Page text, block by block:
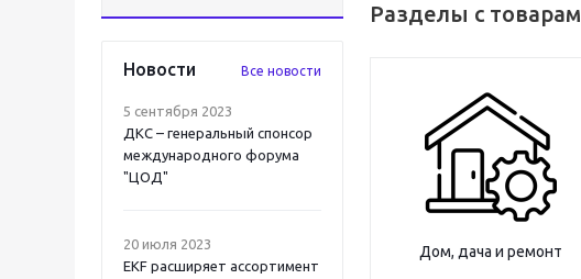
Новости Все новости
5 сентября 2023
ДКС – генеральный спонсор
международного форума
"ЦОД"
20 июля 2023
EKF расширяет ассортимент
Разделы с
Дом, дача и ремонт